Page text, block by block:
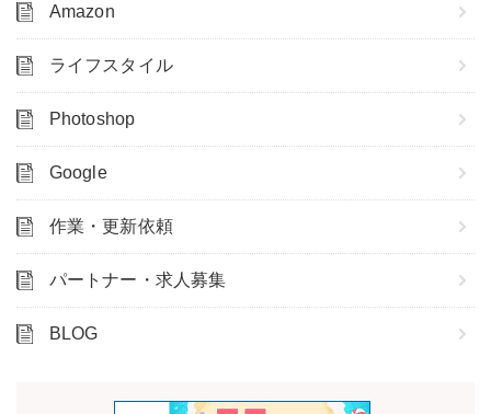
Amazon
ライフスタイル
Photoshop
Google
作業・更新依頼
パートナー・求人募集
BLOG